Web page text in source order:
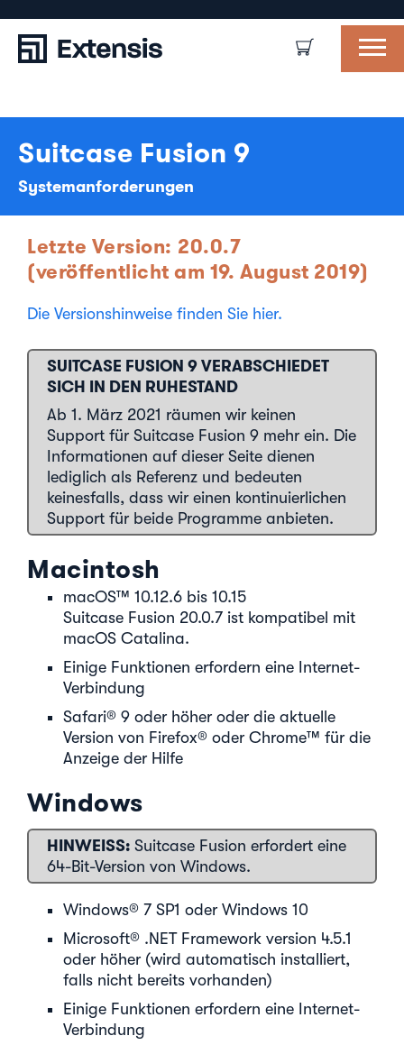
Suitcase Fusion 9
Systemanforderungen
Letzte Version: 20.0.7
(veröffentlicht am 19. August 2019)
Die Versionshinweise finden Sie hier.
SUITCASE FUSION 9 VERABSCHIEDET
SICH IN DEN RUHESTAND
Ab 1. März 2021 räumen wir keinen
Support für Suitcase Fusion 9 mehr ein. Die
Informationen auf dieser Seite dienen
lediglich als Referenz und bedeuten
keinesfalls, dass wir einen kontinuierlichen
Support für beide Programme anbieten.
Macintosh
macOS™ 10.12.6 bis 10.15
Suitcase Fusion 20.0.7 ist kompatibel mit
macOS Catalina.
Einige Funktionen erfordern eine Internet-
Verbindung
Safari® 9 oder höher oder die aktuelle
Version von Firefox® oder Chrome™ für die
Anzeige der Hilfe
Windows
HINWEISS: Suitcase Fusion erfordert eine
64-Bit-Version von Windows.
Windows® 7 SP1 oder Windows 10
Microsoft® .NET Framework version 4.5.1
oder höher (wird automatisch installiert,
falls nicht bereits vorhanden)
Einige Funktionen erfordern eine Internet-
Verbindung